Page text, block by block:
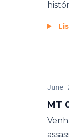
MT
June